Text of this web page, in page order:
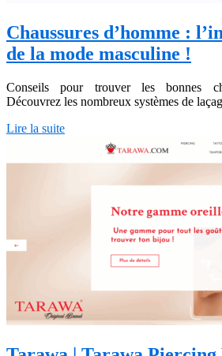
Chaussures d’homme :
de la mode masculine !
Conseils pour trouver les bonnes
Découvrez les nombreux systèmes de
Lire la suite